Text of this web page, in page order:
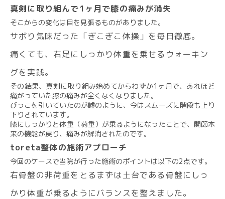
真剣に取り組んで1ヶ月で膝の痛みが消失
そこからの変化は目を見張るものがありました。
サボり気味だった「ぎこぎこ体操」を毎日徹底。
痛くても、右足にしっかり体重を乗せるウォーキン
グを実践。
その結果、真剣に取り組み始めてからわずか1ヶ月で、あれほど
痛がっていた膝の痛みが全くなくなりました。
びっこを引いていたのが嘘のように、今はスムーズに階段も上り
下りされています。
膝にしっかりと体重（荷重）が乗るようになったことで、関節本
来の機能が戻り、痛みが解消されたのです。
toreta整体の施術アプローチ
今回のケースで当院が行った施術のポイントは以下の2点です。
右骨盤の非荷重をとるまずは土台である骨盤にしっ
かり体重が乗るようにバランスを整えました。